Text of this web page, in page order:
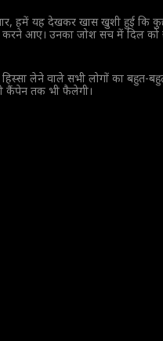
हमें यह देखकर खास खुशी हुई कि
आए। उनका जोश सच में दिल को छू
लेने वाले सभी लोगों का बहुत-
कैंपेन तक भी फैलेगी।